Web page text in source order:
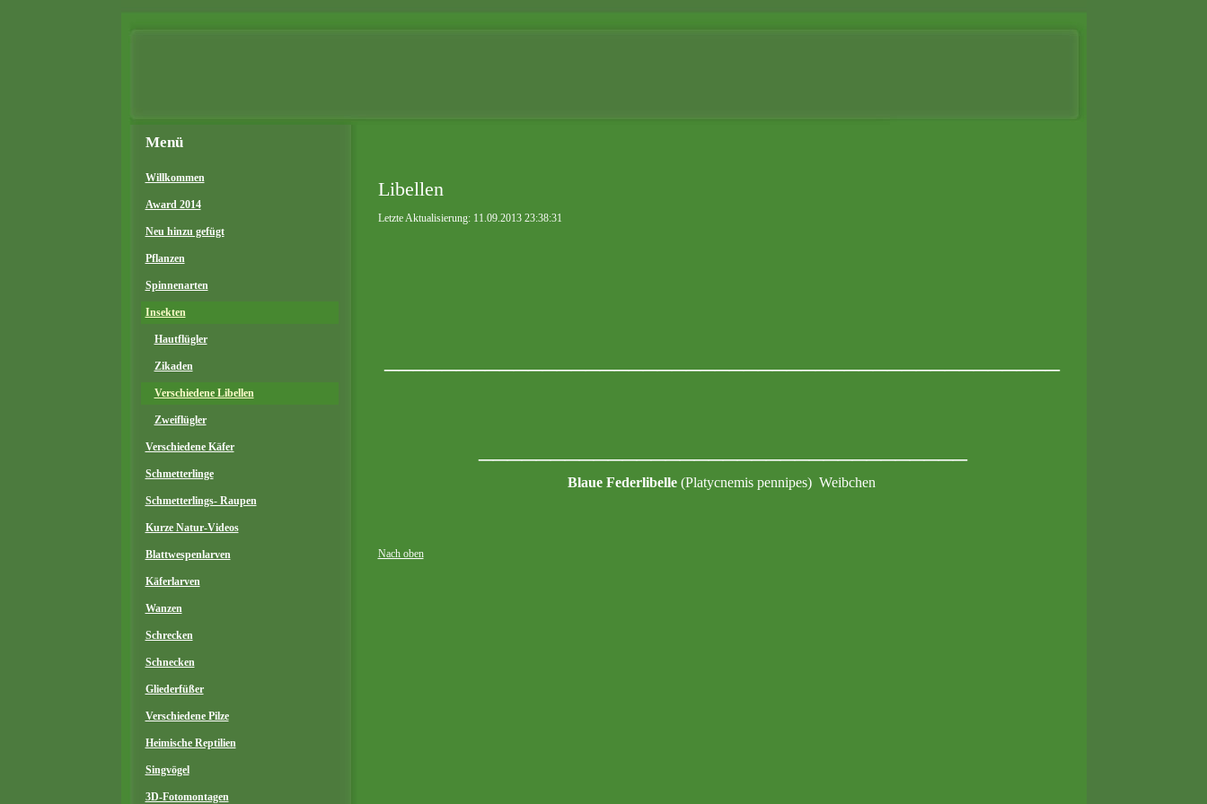
Menü
Willkommen
Award 2014
Neu hinzu gefügt
Pflanzen
Spinnenarten
Insekten
Hautflügler
Zikaden
Verschiedene Libellen
Zweiflügler
Verschiedene Käfer
Schmetterlinge
Schmetterlings- Raupen
Kurze Natur-Videos
Blattwespenlarven
Käferlarven
Wanzen
Schrecken
Schnecken
Gliederfüßer
Verschiedene Pilze
Heimische Reptilien
Singvögel
3D-Fotomontagen
Libellen
Letzte Aktualisierung: 11.09.2013 23:38:31
Blaue Federlibelle (Platycnemis pennipes) Weibchen
Nach oben